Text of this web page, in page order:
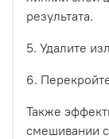
результата.
5. Удалите
6.
Также
смешивании